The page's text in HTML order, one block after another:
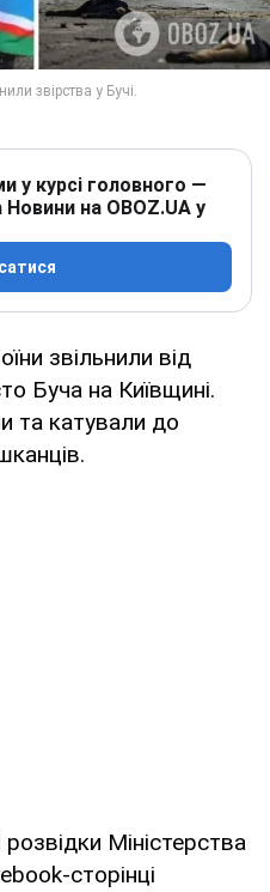
у курсі головного —
Новини на OBOZ.UA у
звільнили від
Буча на Київщині.
та катували до
Міністерства
сторінці